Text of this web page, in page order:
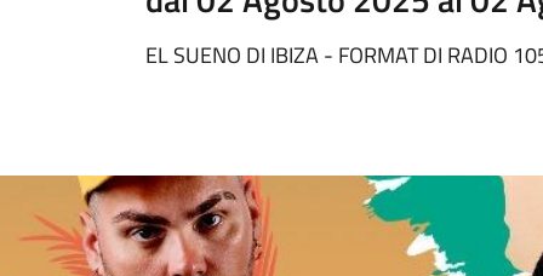
EL SUENO DI IBIZA - FORMAT DI RADIO